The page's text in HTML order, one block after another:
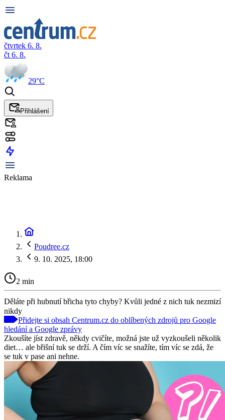
čtvrtek 6. 8.
čt 6. 8.
29°C
Přihlášení
Reklama
Poudree.cz
9. 10. 2025, 18:00
2 min
Děláte při hubnutí břicha tyto chyby? Kvůli jedné z nich tuk nezmizí
nikdy
Přidejte si obsah Centrum.cz do oblíbených zdrojů pro Google
hledání a Google zprávy
Zkoušíte jíst zdravě, někdy cvičíte, možná jste už vyzkoušeli několik
diet… ale břišní tuk se drží. A čím víc se snažíte, tím víc se zdá, že
se tuk v pase ani nehne.